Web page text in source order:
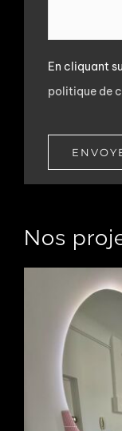
En cliquant
politique de
Nos